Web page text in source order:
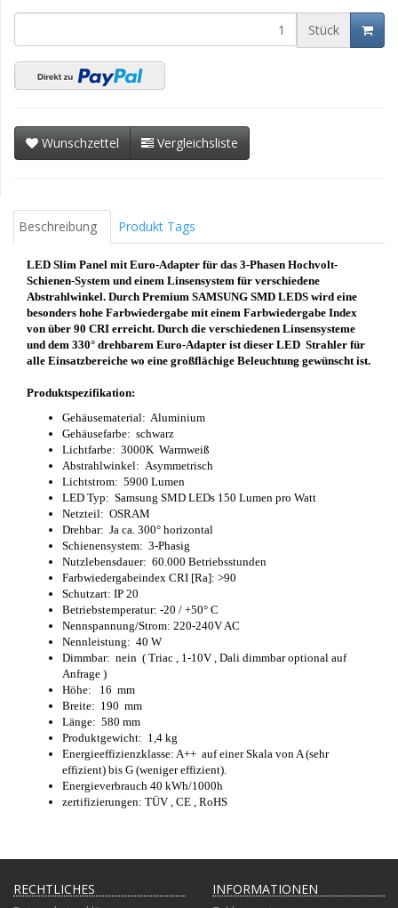
Stück
Wunschzettel Vergleichsliste
Beschreibung Produkt Tags
LED Slim Panel mit Euro-Adapter für das 3-Phasen Hochvolt-
Schienen-System und einem Linsensystem für verschiedene
Abstrahlwinkel. Durch Premium SAMSUNG SMD LEDS wird eine
besonders hohe Farbwiedergabe mit einem Farbwiedergabe Index
von über 90 CRI erreicht. Durch die verschiedenen Linsensysteme
und dem 330° drehbarem Euro-Adapter ist dieser LED Strahler für
alle Einsatzbereiche wo eine großflächige Beleuchtung gewünscht ist.
Produktspezifikation:
Gehäusematerial: Aluminium
Gehäusefarbe: schwarz
Lichtfarbe: 3000K Warmweiß
Abstrahlwinkel: Asymmetrisch
Lichtstrom: 5900 Lumen
LED Typ: Samsung SMD LEDs 150 Lumen pro Watt
Netzteil: OSRAM
Drehbar: Ja ca. 300° horizontal
Schienensystem: 3-Phasig
Nutzlebensdauer: 60.000 Betriebsstunden
Farbwiedergabeindex CRI [Ra]: >90
Schutzart: IP 20
Betriebstemperatur: -20 / +50° C
Nennspannung/Strom: 220-240V AC
Nennleistung: 40 W
Dimmbar: nein ( Triac , 1-10V , Dali dimmbar optional auf
Anfrage )
Höhe: 16 mm
Breite: 190 mm
Länge: 580 mm
Produktgewicht: 1,4 kg
Energieeffizienzklasse: A++ auf einer Skala von A (sehr
effizient) bis G (weniger effizient).
Energieverbrauch 40 kWh/1000h
zertifizierungen: TÜV , CE , RoHS
RECHTLICHES INFORMATIONEN